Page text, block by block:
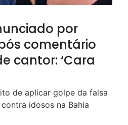
por
comentário
cantor: ‘Cara